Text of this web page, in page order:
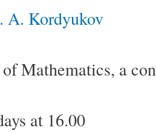
A. Kordyukov
Mathematics, a
at 16.00